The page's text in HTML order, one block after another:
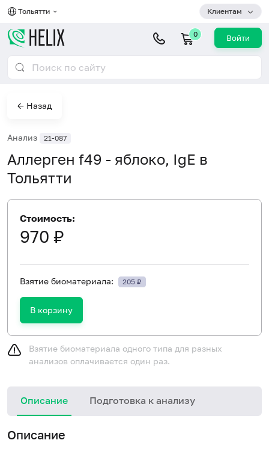
Тольятти Клиентам
0 Войти
← Назад
Анализ 21-087
Аллерген f49 - яблоко, IgE в
Тольятти
Стоимость:
970 ₽
Взятие биоматериала: 205 ₽
В корзину
Взятие биоматериала одного типа для разных
анализов оплачивается один раз.
Описание Подготовка к анализу
Описание